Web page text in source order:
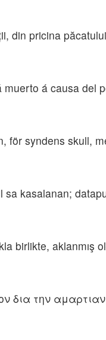
din pricina
á causa del
syndens skull,
kasalanan;
birlikte, aklanmış
δια την